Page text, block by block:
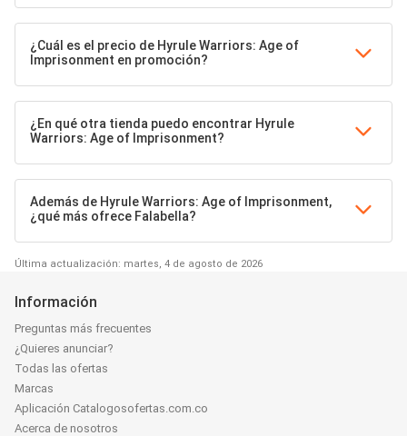
¿Cuál es el precio de Hyrule Warriors: Age of
Imprisonment en promoción?
¿En qué otra tienda puedo encontrar Hyrule
Warriors: Age of Imprisonment?
Además de Hyrule Warriors: Age of Imprisonment,
¿qué más ofrece Falabella?
Última actualización: martes, 4 de agosto de 2026
Información
Preguntas más frecuentes
¿Quieres anunciar?
Todas las ofertas
Marcas
Aplicación Catalogosofertas.com.co
Acerca de nosotros